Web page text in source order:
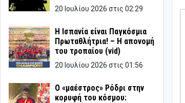
20 Ιουλίου 2026 στις 02:29
Η Ισπανία είναι Παγκόσμια
Πρωταθλήτρια! – Η απονομή
του τροπαίου (vid)
20 Ιουλίου 2026 στις 01:56
Ο «μαέστρος» Ρόδρι στην
κορυφή του κόσμου: